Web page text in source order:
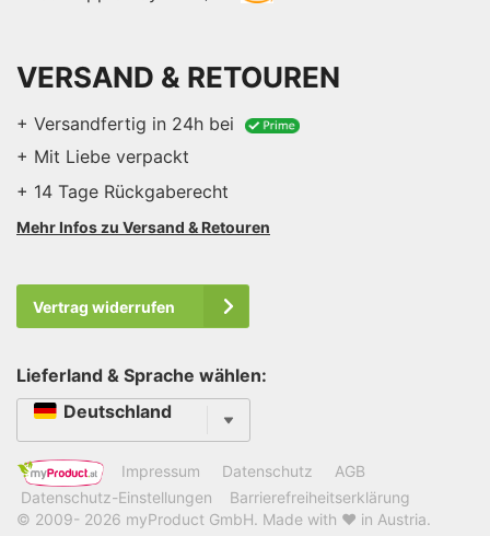
VERSAND & RETOUREN
+ Versandfertig in 24h bei
+ Mit Liebe verpackt
+ 14 Tage Rückgaberecht
Mehr Infos zu Versand & Retouren
Vertrag widerrufen
Lieferland & Sprache wählen:
SpracheDeutschland
Impressum Datenschutz
AGB
Datenschutz-Einstellungen
Barrierefreiheitserklärung
© 2009- 2026 myProduct GmbH. Made with ❤ in Austria.